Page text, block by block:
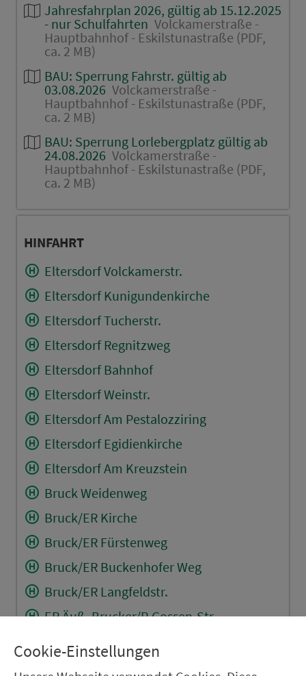
Jahresfahrplan 2026, gültig ab 15.12.2025
- nur Schulfahrten Volckamerstraße -
Hauptbahnhof - Eskilstunastraße (PDF,
ca. 2 MB)
BAU: Sperrung Fahrstr. gültig ab
03.08.2026 Volckamerstraße -
Hauptbahnhof - Eskilstunastraße (PDF,
ca. 2 MB)
BAU: Sperrung Lorlebergplatz gültig ab
24.08.2026 Volckamerstraße -
Hauptbahnhof - Eskilstunastraße (PDF,
ca. 2 MB)
HINFAHRT
Eltersdorf Volckamerstr.
Eltersdorf Kunigundenkirche
Eltersdorf Tucherstr.
Eltersdorf Regnitzweg
Eltersdorf Bahnhof
Eltersdorf Weinstr.
Eltersdorf Am Pestalozziring
Eltersdorf Egidienkirche
Eltersdorf Am Kreuzstein
Bruck Weidenweg
Bruck/ER Kirche
Bruck/ER Fürstenweg
Bruck/ER Buckenhofer Weg
Bruck/ER Langfeldstr.
ER Äuß. Brucker/P-Gossen-Str.
Erlangen Zentralfriedhof
Cookie-Einstellungen